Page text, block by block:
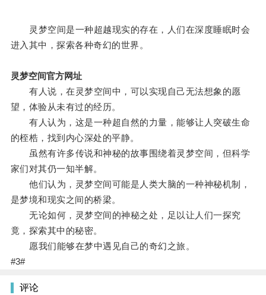
灵梦空间是一种超越现实的存在，人们在深度睡眠时会
进入其中，探索各种奇幻的世界。
灵梦空间官方网址
有人说，在灵梦空间中，可以实现自己无法想象的愿
望，体验从未有过的经历。
有人认为，这是一种超自然的力量，能够让人突破生命
的桎梏，找到内心深处的平静。
虽然有许多传说和神秘的故事围绕着灵梦空间，但科学
家们对其仍一知半解。
他们认为，灵梦空间可能是人类大脑的一种神秘机制，
是梦境和现实之间的桥梁。
无论如何，灵梦空间的神秘之处，足以让人们一探究
竟，探索其中的秘密。
愿我们能够在梦中遇见自己的奇幻之旅。
#3#
评论